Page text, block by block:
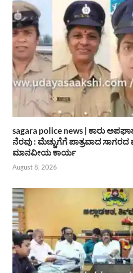
sagara police news | ಕಾರು
ನೆರವು : ಮೆಚ್ಚುಗೆಗೆ ಪಾತ್ರವಾದ
ಮಾನವೀಯ ಕಾರ್ಯ
August 8, 2026